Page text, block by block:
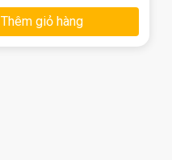
Thêm giỏ hàng